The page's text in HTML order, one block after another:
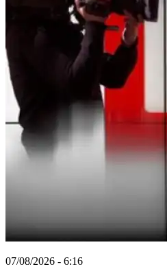
07/08/2026 - 6:16